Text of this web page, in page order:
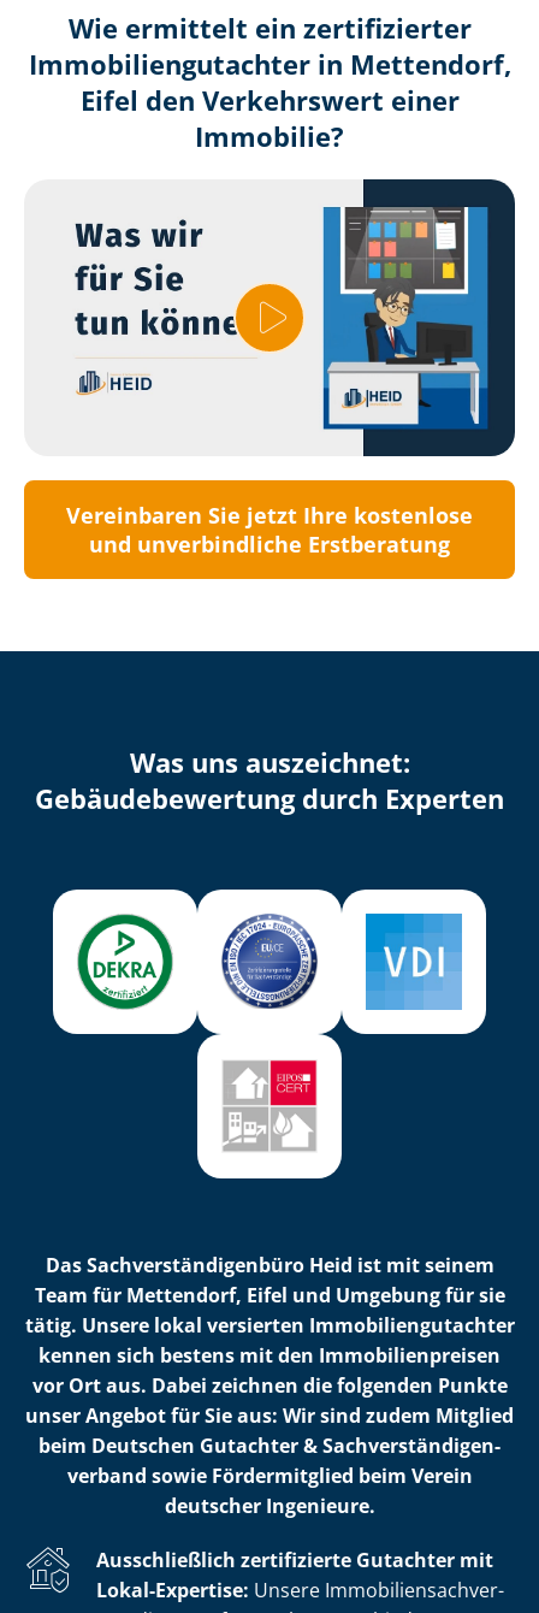
Wie ermittelt ein zertifizierter
Immobilien­gutachter in Mettendorf,
Eifel den Verkehrswert einer
Immobilie?
Vereinbaren Sie jetzt Ihre kostenlose
und unverbindliche Erstberatung
Was uns auszeichnet:
Ge­bäu­de­be­wer­tung durch Experten
Das Sach­ver­stän­di­gen­bü­ro Heid ist mit seinem
Team für Mettendorf, Eifel und Umgebung für sie
tätig. Unsere lokal versierten Im­mo­bi­li­en­gut­ach­ter
kennen sich bestens mit den Im­mo­bi­li­en­prei­sen
vor Ort aus. Dabei zeichnen die folgenden Punkte
unser Angebot für Sie aus: Wir sind zudem Mitglied
beim Deutschen Gutachter & Sach­ver­stän­di­gen­
ver­band sowie Fördermitglied beim Verein
deutscher Ingenieure.
Ausschließlich zertifizierte Gutachter mit
Lokal-Expertise: Unsere Im­mo­bi­li­en­sach­ver­